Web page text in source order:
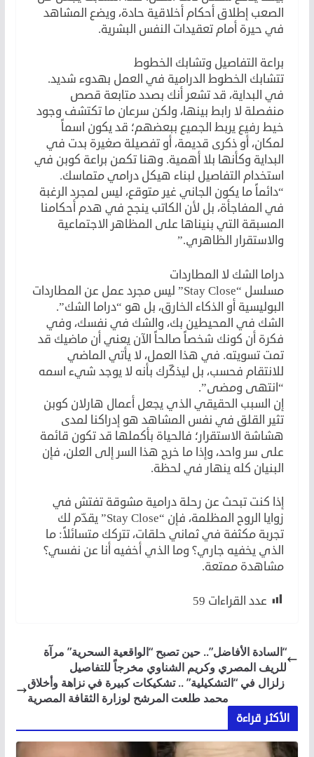
الصعب إطلاق أحكام أخلاقية حادة، ويضع المشاهد
في حيرة أمام تعقيدات النفس البشرية.
براعة التفاصيل وتشابك الخطوط
تتشابك الخطوط الدرامية في العمل بهدوء شديد.
في البداية، قد تشعر أنك بصدد متابعة قصص
منفصلة لا رابط بينها، ولكن سرعان ما تكتشف وجود
خيط رفيع يربط الجميع ببعضهم؛ قد يكون اسماً
لمكان، أو ذكرى قديمة، أو تفصيلة صغيرة بدت في
البداية وكأنها بلا أهمية. وهنا تكمن براعة كوبن في
استخدام التفاصيل لبناء هيكل درامي متماسك.
“دائماً ما يكون الجاني غير متوقع، ليس لمجرد الرغبة
في المفاجأة، بل لأن الكاتب ينجح في هدم أحكامنا
المسبقة التي بنيناها على المظاهر الاجتماعية
والاستقرار الظاهري.”
دراما الشك لا المطاردات
مسلسل “Stay Close” ليس مجرد عمل عن المطاردات
البوليسية أو الذكاء الخارق، بل هو “دراما الشك”.
الشك في المحيطين بك، والشك في نفسك، وفي
فكرة أن كونك شخصاً صالحاً الآن يعني أن ماضيك قد
تمت تسويته. في هذا العمل، لا يأتي الماضي
للانتقام فحسب، بل ليذكّرك بأنه لا يوجد شيء اسمه
“انتهى ومضى”.
إن السبب الحقيقي الذي يجعل أعمال هارلان كوبن
تثير القلق في نفس المشاهد هو إدراكنا لمدى
هشاشة الاستقرار؛ فالحياة بأكملها قد تكون قائمة
على سر واحد، وإذا ما خرج هذا السر إلى العلن، فإن
البنيان كله ينهار في لحظة.
إذا كنت تبحث عن رحلة درامية مشوقة تفتش في
زوايا الروح المظلمة، فإن “Stay Close” يقدّم لك
تجربة مكثفة في ثماني حلقات، تتركك متسائلاً: ما
الذي يخفيه جاري؟ وما الذي أخفيه أنا عن نفسي؟
مشاهدة ممتعة.
عدد القراءات 59
“السادة الأفاضل”.. حين تصبح “الواقعية السحرية” مرآة
للريف المصري وكريم الشناوي مخرجاً للتفاصيل
زلزال في “التشكيلية” .. تشكيكات كبيرة في نزاهة وأخلاق
محمد طلعت المرشح لوزارة الثقافة المصرية
الأكثر قراءة